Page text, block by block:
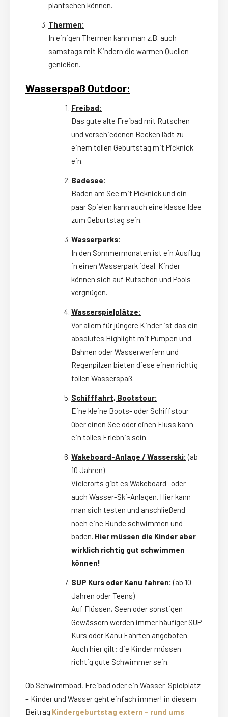
plantschen können.
Thermen:
In einigen Thermen kann man z.B. auch
samstags mit Kindern die warmen Quellen
genießen.
Wasserspaß Outdoor:
Freibad:
Das gute alte Freibad mit Rutschen
und verschiedenen Becken lädt zu
einem tollen Geburtstag mit Picknick
ein.
Badesee:
Baden am See mit Picknick und ein
paar Spielen kann auch eine klasse Idee
zum Geburtstag sein.
Wasserparks:
In den Sommermonaten ist ein Ausflug
in einen Wasserpark ideal. Kinder
können sich auf Rutschen und Pools
vergnügen.
Wasserspielplätze:
Vor allem für jüngere Kinder ist das ein
absolutes Highlight mit Pumpen und
Bahnen oder Wasserwerfern und
Regenpilzen bieten diese einen richtig
tollen Wasserspaß.
Schifffahrt, Bootstour:
Eine kleine Boots- oder Schiffstour
über einen See oder einen Fluss kann
ein tolles Erlebnis sein.
Wakeboard-Anlage / Wasserski: (ab
10 Jahren)
Vielerorts gibt es Wakeboard- oder
auch Wasser-Ski-Anlagen. Hier kann
man sich testen und anschließend
noch eine Runde schwimmen und
baden. Hier müssen die Kinder aber
wirklich richtig gut schwimmen
können!
SUP Kurs oder Kanu fahren: (ab 10
Jahren oder Teens)
Auf Flüssen, Seen oder sonstigen
Gewässern werden immer häufiger SUP
Kurs oder Kanu Fahrten angeboten.
Auch hier gilt: die Kinder müssen
richtig gute Schwimmer sein.
Ob Schwimmbad, Freibad oder ein Wasser-Spielplatz
– Kinder und Wasser geht einfach immer! in diesem
Beitrag Kindergeburtstag extern – rund ums